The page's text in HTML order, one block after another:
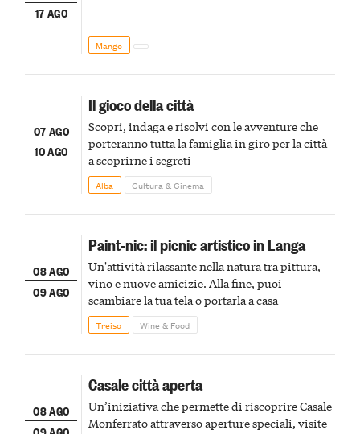
17 AGO
Mango
07 AGO
10 AGO
Il gioco della città
Scopri, indaga e risolvi con le avventure che
porteranno tutta la famiglia in giro per la città
a scoprirne i segreti
Alba Cultura & Cinema
08 AGO
09 AGO
Paint-nic: il picnic artistico in Langa
Un'attività rilassante nella natura tra pittura,
vino e nuove amicizie. Alla fine, puoi
scambiare la tua tela o portarla a casa
Treiso Wine & Food
08 AGO
Casale città aperta
Un’iniziativa che permette di riscoprire Casale
Monferrato attraverso aperture speciali, visite